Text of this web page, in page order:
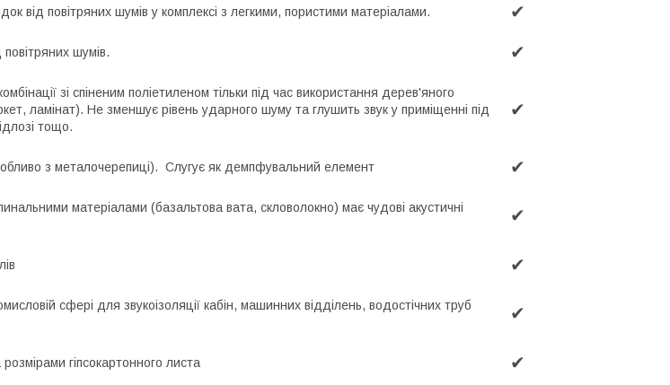
від повітряних шумів у комплексі з легкими, пористими матеріалами. ✔
повітряних шумів. ✔
зі спіненим поліетиленом тільки під час використання дерев'яного
ламінат). Не зменшує рівень ударного шуму та глушить звук у приміщенні під
тощо.
✔
з металочерепиці). Слугує як демпфувальний елемент ✔
матеріалами (базальтова вата, скловолокно) має чудові акустичні
✔
✔
сфері для звукоізоляції кабін, машинних відділень, водостічних труб
✔
гіпсокартонного листа ✔